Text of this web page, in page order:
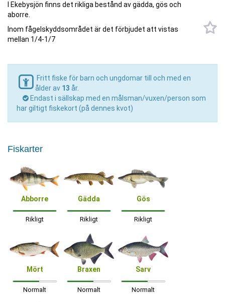
I Ekebysjön finns det rikliga bestånd av gädda, gös och
aborre.
Inom fågelskyddsområdet är det förbjudet att vistas
mellan 1/4-1/7
Fritt fiske för barn och ungdomar till och med en
ålder av 13 år.
Endast i sällskap med en målsman/vuxen/person som
har giltigt fiskekort (på dennes kvot)
Fiskarter
Abborre
Rikligt
Gädda
Rikligt
Gös
Rikligt
Mört
Normalt
Braxen
Normalt
Sarv
Normalt